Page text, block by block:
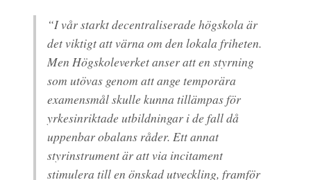
“I vår starkt decentraliserade högskola är
det viktigt att värna om den lokala friheten.
Men Högskoleverket anser att en styrning
som utövas genom att ange temporära
examensmål skulle kunna tillämpas för
yrkesinriktade utbildningar i de fall då
uppenbar obalans råder. Ett annat
styrinstrument är att via incitament
stimulera till en önskad utveckling, framför